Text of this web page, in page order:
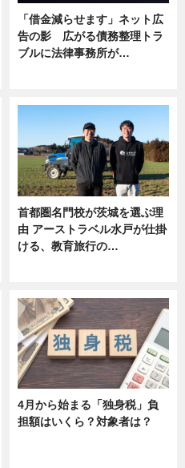
「借金減らせます」ネット広
告の影 広がる債務整理トラ
ブルに法律事務所が…
首都圏名門校が茨城を選ぶ理
由 アーストラベル水戸が仕掛
ける、教育旅行の…
4月から始まる「独身税」負
担額はいくら？対象者は？